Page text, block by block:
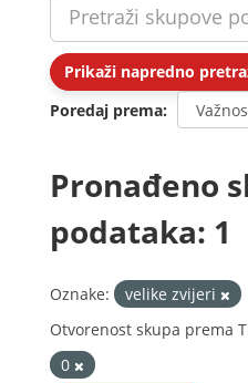
Prikaži napredno
Poredaj prema
Pronađeno
podataka: 1
Oznake: velike zvijeri
Otvorenost skupa prema
0